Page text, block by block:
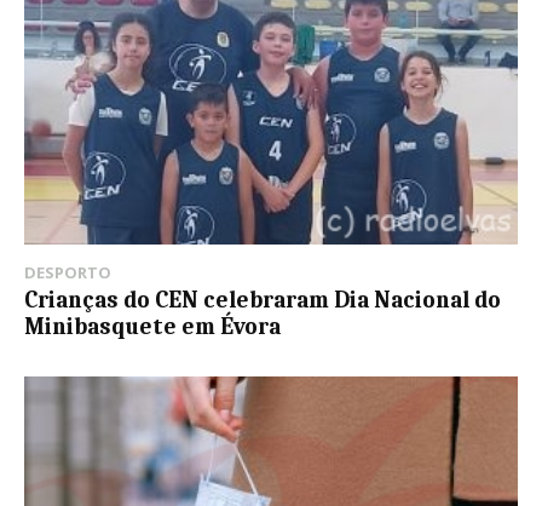
DESPORTO
Crianças do CEN celebraram Dia Nacional do
Minibasquete em Évora